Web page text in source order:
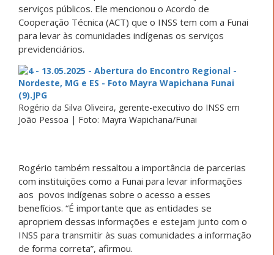
serviços públicos. Ele mencionou o Acordo de
Cooperação Técnica (ACT) que o INSS tem com a Funai
para levar às comunidades indígenas os serviços
previdenciários.
Rogério da Silva Oliveira, gerente-executivo do INSS em
João Pessoa | Foto: Mayra Wapichana/Funai
Rogério também ressaltou a importância de parcerias
com instituições como a Funai para levar informações
aos povos indígenas sobre o acesso a esses
benefícios. “É importante que as entidades se
apropriem dessas informações e estejam junto com o
INSS para transmitir às suas comunidades a informação
de forma correta”, afirmou.